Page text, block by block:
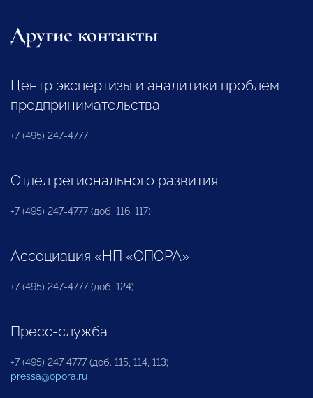
Другие контакты
Центр экспертизы и аналитики проблем
предпринимательства
+7 (495) 247-4777
Отдел регионального развития
+7 (495) 247-4777 (доб. 116, 117)
Ассоциация «НП «ОПОРА»
+7 (495) 247-4777 (доб. 124)
Пресс-служба
+7 (495) 247 4777 (доб. 115, 114, 113)
pressa@opora.ru